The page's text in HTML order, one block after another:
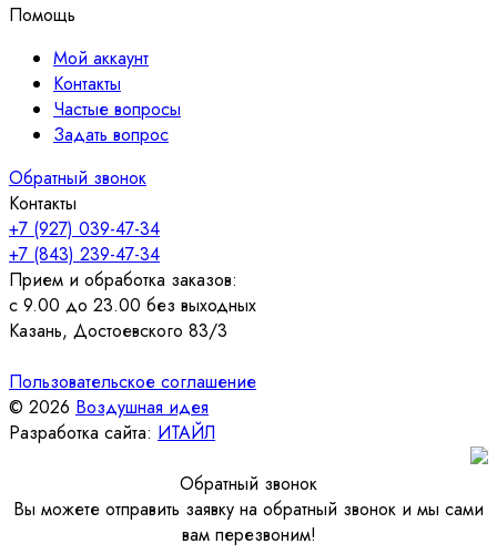
Помощь
Мой аккаунт
Контакты
Частые вопросы
Задать вопрос
Обратный звонок
Контакты
+7 (927) 039-47-34
+7 (843) 239-47-34
Прием и обработка заказов:
с 9.00 до 23.00 без выходных
Казань, Достоевского 83/3
Пользовательское соглашение
© 2026 Воздушная идея
Разработка сайта: ИТАЙЛ
Обратный звонок
Вы можете отправить заявку на обратный звонок и мы сами
вам перезвоним!